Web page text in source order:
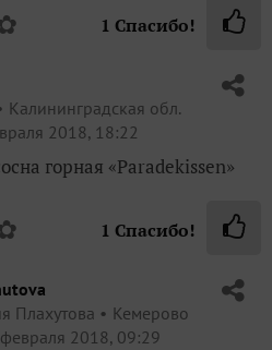
1 Спасибо!
Калининградская обл.
2018, 18:22
горная «Paradekissen»
1 Спасибо!
Плахутова
Кемерово
2018, 09:29